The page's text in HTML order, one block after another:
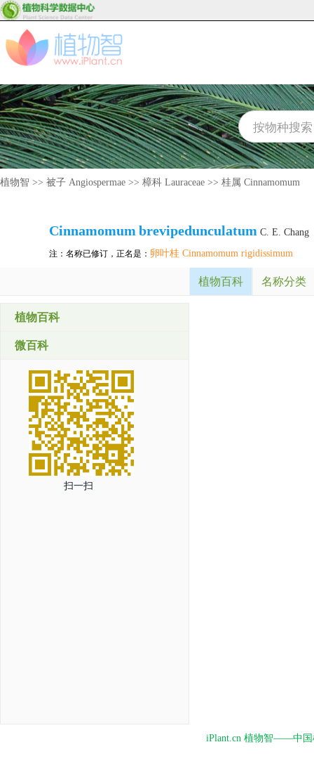
植物智 >> 被子 Angiospermae >> 樟科 Lauraceae >> 桂属 Cinnamomum
Cinnamomum brevipedunculatum C. E. Chang
注：名称已修订，正名是： 卵叶桂 Cinnamomum rigidissimum
植物百科 名称分类
植物百科
微百科
扫一扫
iPlant.cn 植物智——中国